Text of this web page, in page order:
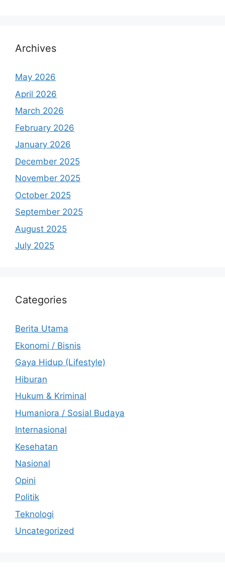
Archives
May 2026
April 2026
March 2026
February 2026
January 2026
December 2025
November 2025
October 2025
September 2025
August 2025
July 2025
Categories
Berita Utama
Ekonomi / Bisnis
Gaya Hidup (Lifestyle)
Hiburan
Hukum & Kriminal
Humaniora / Sosial Budaya
Internasional
Kesehatan
Nasional
Opini
Politik
Teknologi
Uncategorized